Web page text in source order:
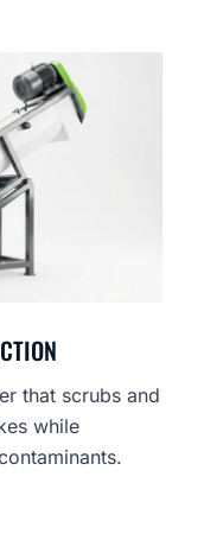
that scrubs and
while